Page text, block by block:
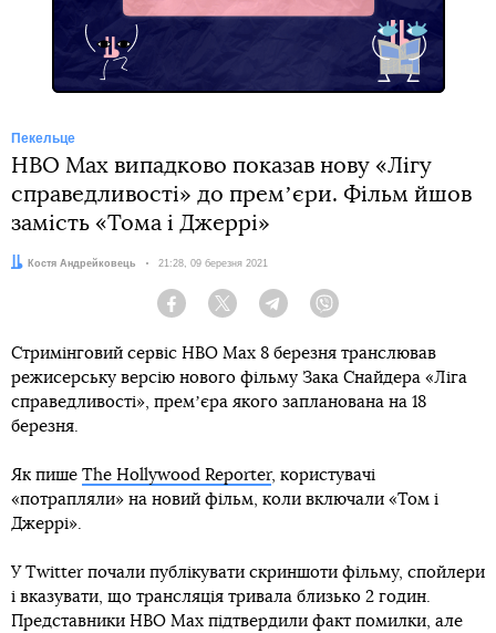
Пекельце
HBO Max випадково показав нову «Лігу
справедливості» до премʼєри. Фільм йшов
замість «Тома і Джеррі»
Автор:Костя Андрейковець Дата:
21:28, 09 березня 2021
Facebook Twitter Telegram
Стримінговий сервіс HBO Max 8 березня транслював
режисерську версію нового фільму Зака Снайдера «Ліга
справедливості», премʼєра якого запланована на 18
березня.
Як пише The Hollywood Reporter, користувачі
«потрапляли» на новий фільм, коли включали «Том і
Джеррі».
У Twitter почали публікувати скриншоти фільму, спойлери
і вказувати, що трансляція тривала близько 2 годин.
Представники HBO Max підтвердили факт помилки, але